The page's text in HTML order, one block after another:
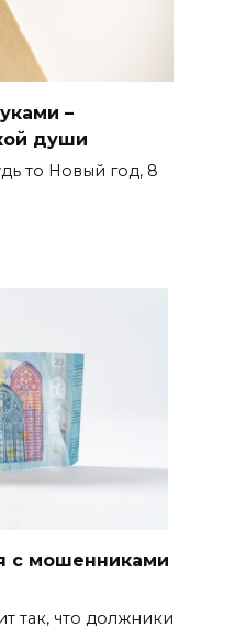
–
души
то Новый год, 8
с мошенниками
так, что должники